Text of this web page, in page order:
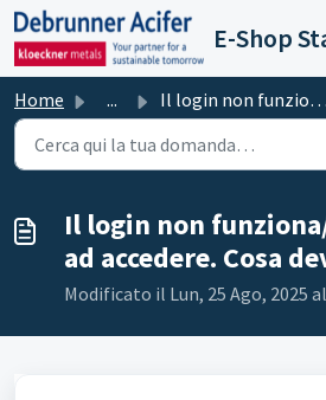
Salta al contenuto principale
Home ... Il login non funziona/ ho problemi ad accedere. Cosa devo...
Il login non
ad accedere. Cosa
Modificato il Lun, 25 Ago, 2025